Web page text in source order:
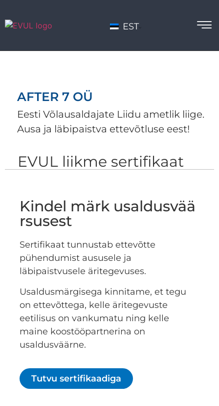
EST
AFTER 7 OÜ
Eesti Võlausaldajate Liidu ametlik liige.
Ausa ja läbipaistva ettevõtluse eest!
EVUL liikme sertifikaat
Kindel märk usaldusvää
rsusest
Sertifikaat tunnustab ettevõtte
pühendumist aususele ja
läbipaistvusele äritegevuses.
Usaldusmärgisega kinnitame, et tegu
on ettevõttega, kelle äritegevuste
eetilisus on vankumatu ning kelle
maine koostööpartnerina on
usaldusväärne.
Tutvu sertifikaadiga